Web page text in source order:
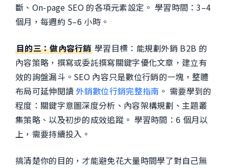
斷、On-page SEO 的各項元素設定。 學習時間：3–4
個月，每週約 5–6 小時。
目的三：做內容行銷學習目標：能規劃外銷 B2B 的
內容策略，撰寫或委託撰寫關鍵字優化文章，建立有
效的詢盤漏斗。SEO 內容只是數位行銷的一塊，整體
布局可延伸閱讀外銷數位行銷完整指南 。 需要學到的
程度：關鍵字意圖深度分析、內容架構規劃、主題叢
集策略、以及初步的成效追蹤。 學習時間：6 個月以
上，需要持續投入。
搞清楚你的目的，才能避免花大量時間學了對自己無